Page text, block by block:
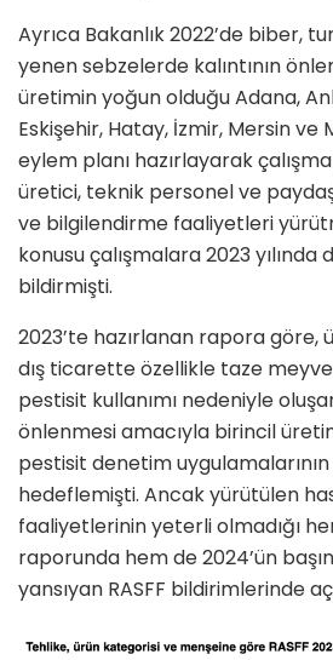
Ayrıca Bakanlık 2022’de biber,
yenen sebzelerde kalıntının
üretimin yoğun olduğu Adana,
Eskişehir, Hatay, İzmir, Mersin ve
eylem planı hazırlayarak
üretici, teknik personel ve
ve bilgilendirme faaliyetleri
konusu çalışmalara 2023
bildirmişti.
2023’te hazırlanan rapora göre,
dış ticarette özellikle taze
pestisit kullanımı nedeniyle
önlenmesi amacıyla birincil
pestisit denetim
hedeflemişti. Ancak yürütülen
faaliyetlerinin yeterli olmadığı
raporunda hem de 2024’ün
yansıyan RASFF bildirimlerinde